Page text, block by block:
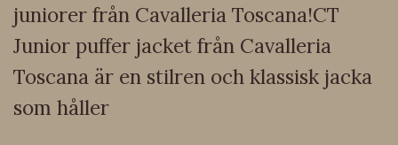
juniorer från Cavalleria Toscana!CT
Junior puffer jacket från Cavalleria
Toscana är en stilren och klassisk jacka
som håller